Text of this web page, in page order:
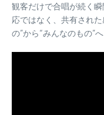
観客だけで合唱が続く
応ではなく、共有され
の”から“みんなのもの”